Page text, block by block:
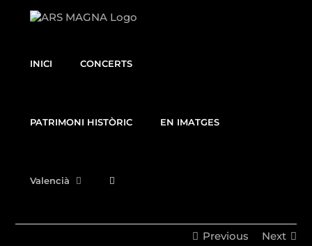
INICI CONCERTS
PATRIMONI HISTÒRIC EN IMATGES
Valencià
Previous Next